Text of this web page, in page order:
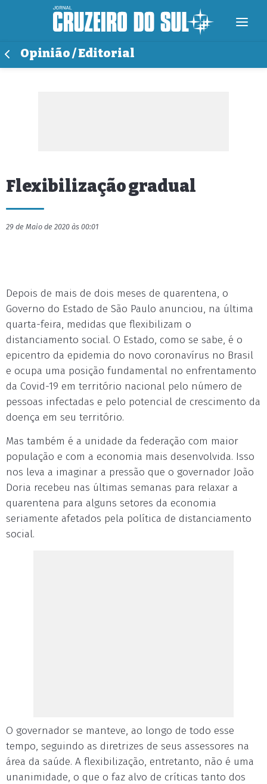
Opinião / Editorial
Flexibilização gradual
29 de Maio de 2020 às 00:01
Depois de mais de dois meses de quarentena, o
Governo do Estado de São Paulo anunciou, na última
quarta-feira, medidas que flexibilizam o
distanciamento social. O Estado, como se sabe, é o
epicentro da epidemia do novo coronavírus no Brasil
e ocupa uma posição fundamental no enfrentamento
da Covid-19 em território nacional pelo número de
pessoas infectadas e pelo potencial de crescimento da
doença em seu território.
Mas também é a unidade da federação com maior
população e com a economia mais desenvolvida. Isso
nos leva a imaginar a pressão que o governador João
Doria recebeu nas últimas semanas para relaxar a
quarentena para alguns setores da economia
seriamente afetados pela política de distanciamento
social.
O governador se manteve, ao longo de todo esse
tempo, seguindo as diretrizes de seus assessores na
área da saúde. A flexibilização, entretanto, não é uma
unanimidade, o que o faz alvo de críticas tanto dos